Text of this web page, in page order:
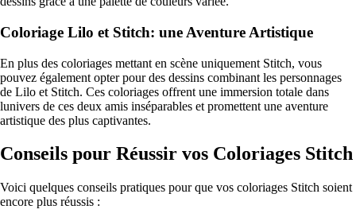
Coloriage Lilo et Stitch: une Aventure Artistique
En plus des coloriages mettant en scène uniquement Stitch, vous
pouvez également opter pour des dessins combinant les personnages
de Lilo et Stitch. Ces coloriages offrent une immersion totale dans
lunivers de ces deux amis inséparables et promettent une aventure
artistique des plus captivantes.
Conseils pour Réussir vos Coloriages Stitch
Voici quelques conseils pratiques pour que vos coloriages Stitch soient
encore plus réussis :